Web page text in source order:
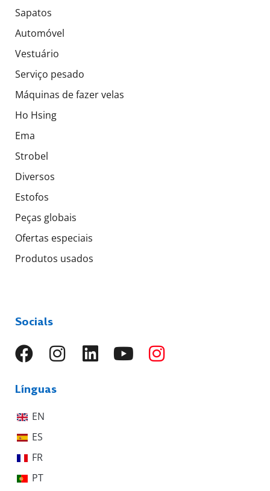
Sapatos
Automóvel
Vestuário
Serviço pesado
Máquinas de fazer velas
Ho Hsing
Ema
Strobel
Diversos
Estofos
Peças globais
Ofertas especiais
Produtos usados
Socials
Línguas
EN
ES
FR
PT